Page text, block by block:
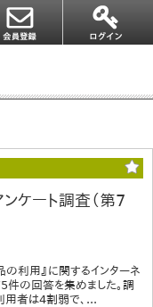
ケート調査（第7
の利用』に関するインターネ
の回答を集めました。調
者は4割弱で、...